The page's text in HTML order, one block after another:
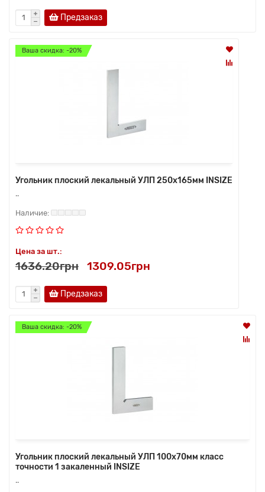
Предзаказ
Ваша скидка: -20%
Угольник плоский лекальный УЛП 250х165мм INSIZE
Цена за шт.:
1636.20грн 1309.05грн
Предзаказ
Ваша скидка: -20%
Угольник плоский лекальный УЛП 100х70мм класс
точности 1 закаленный INSIZE